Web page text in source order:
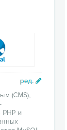
(CMS),
и